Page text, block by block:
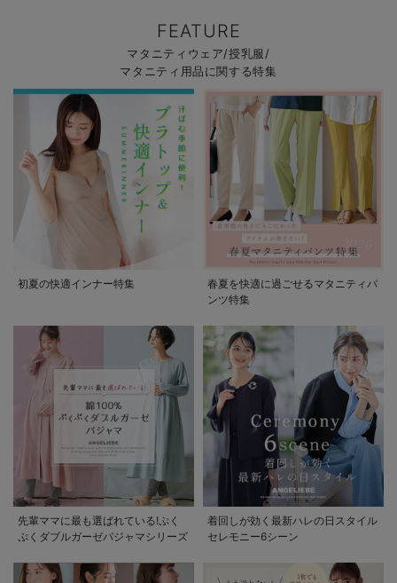
FEATURE
マタニティウェア/授乳服/
マタニティ用品に関する特集
初夏の快適インナー特集
春夏を快適に過ごせるマタニティパ
ンツ特集
先輩ママに最も選ばれている!ぷく
ぷくダブルガーゼパジャマシリーズ
着回しが効く最新ハレの日スタイル
セレモニー6シーン